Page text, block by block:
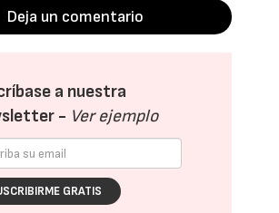
Deja un comentario
a nuestra
- Ver ejemplo
GRATIS